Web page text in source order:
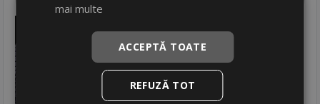
Tracmax
195/65 R14 89T
Turisme
Consum
Aderenta
mai multe
ACCEPTĂ TOATE
REFUZĂ TOT